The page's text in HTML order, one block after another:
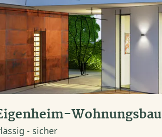
Wohnungsbau
- sicher